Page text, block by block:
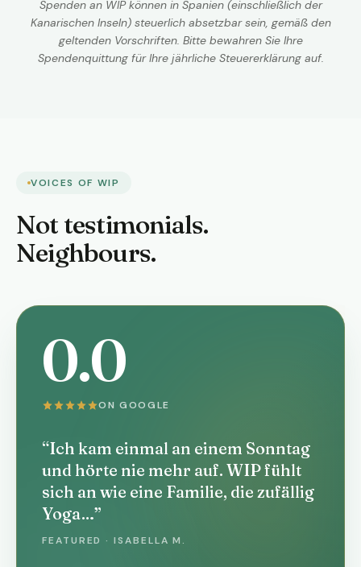
Spenden an WIP können in Spanien (einschließlich der
Kanarischen Inseln) steuerlich absetzbar sein, gemäß den
geltenden Vorschriften. Bitte bewahren Sie Ihre
Spendenquittung für Ihre jährliche Steuererklärung auf.
VOICES OF WIP
Not testimonials.
Neighbours.
0.0
ON GOOGLE
“Ich kam einmal an einem Sonntag
und hörte nie mehr auf. WIP fühlt
sich an wie eine Familie, die zufällig
Yoga…”
FEATURED · ISABELLA M.